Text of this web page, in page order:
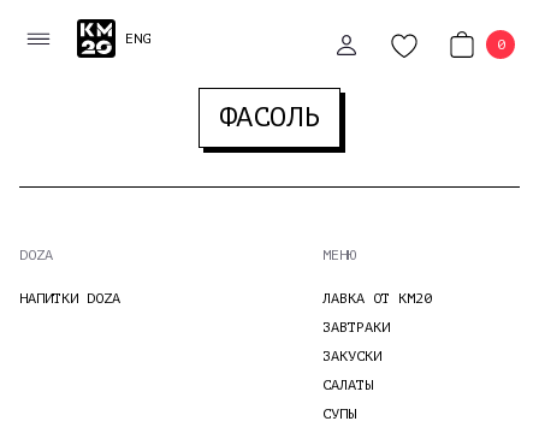
МЕНЮ
ENG 0
ФАСОЛЬ
DOZA
НАПИТКИ DOZA
МЕНЮ
ЛАВКА ОТ КМ20
ЗАВТРАКИ
ЗАКУСКИ
САЛАТЫ
СУПЫ